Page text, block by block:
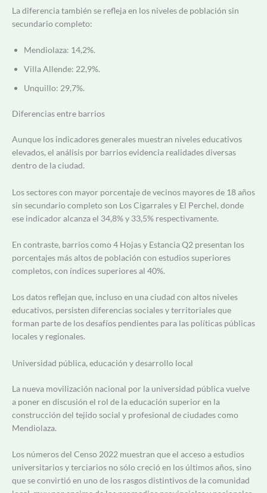
La diferencia también se refleja en los niveles de población sin
secundario completo:
Mendiolaza: 14,2%.
Villa Allende: 22,9%.
Unquillo: 29,7%.
Diferencias entre barrios
Aunque los indicadores generales muestran niveles educativos
elevados, el análisis por barrios evidencia realidades diversas
dentro de la ciudad.
Los sectores con mayor porcentaje de vecinos mayores de 18 años
sin secundario completo son Los Cigarrales y El Perchel, donde
ese indicador alcanza el 34,8% y 33,5% respectivamente.
En contraste, barrios como 4 Hojas y Estancia Q2 presentan los
porcentajes más altos de población con estudios superiores
completos, con índices superiores al 40%.
Los datos reflejan que, incluso en una ciudad con altos niveles
educativos, persisten diferencias sociales y territoriales que
forman parte de los desafíos pendientes para las políticas públicas
locales y regionales.
Universidad pública, educación y desarrollo local
La nueva movilización nacional por la universidad pública vuelve
a poner en discusión el rol de la educación superior en la
construcción del tejido social y profesional de ciudades como
Mendiolaza.
Los números del Censo 2022 muestran que el acceso a estudios
universitarios y terciarios no sólo creció en los últimos años, sino
que se convirtió en uno de los rasgos distintivos de la comunidad